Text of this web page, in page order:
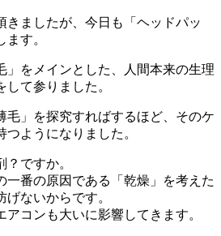
きましたが、今日も「ヘッドパッ
す。
」をメインとした、人間本来の生理
て参りました。
毛」を探究すればするほど、そのケ
ようになりました。
ですか。
一番の原因である「乾燥」を考えた
ないからです。
コンも大いに影響してきます。